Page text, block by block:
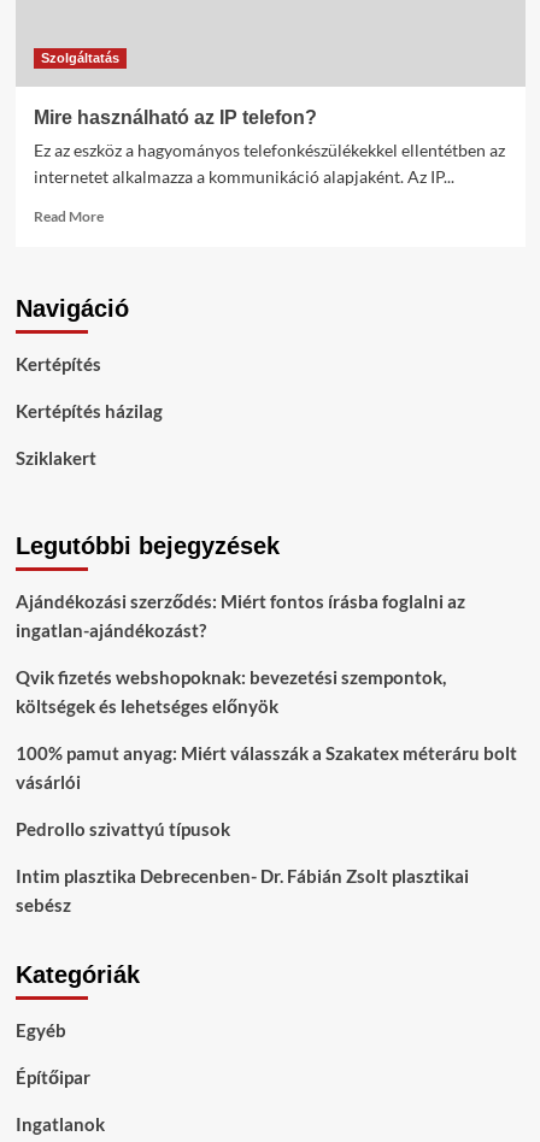
Szolgáltatás
Mire használható az IP telefon?
Ez az eszköz a hagyományos telefonkészülékekkel ellentétben az
internetet alkalmazza a kommunikáció alapjaként. Az IP...
Read MoreRead
használható
Navigáció
Kertépítés
Kertépítés házilag
Sziklakert
Legutóbbi bejegyzések
Ajándékozási szerződés: Miért fontos írásba foglalni az
ingatlan-ajándékozást?
Qvik fizetés webshopoknak: bevezetési szempontok,
költségek és lehetséges előnyök
100% pamut anyag: Miért válasszák a Szakatex méteráru bolt
vásárlói
Pedrollo szivattyú típusok
Intim plasztika Debrecenben- Dr. Fábián Zsolt plasztikai
sebész
Kategóriák
Egyéb
Építőipar
Ingatlanok